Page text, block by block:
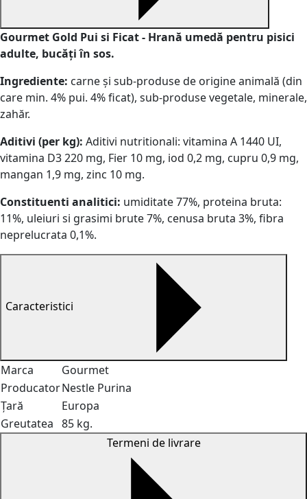
Gourmet Gold Pui si Ficat - Hrană umedă pentru pisici
adulte, bucăți în sos.
Ingrediente: carne și sub-produse de origine animală (din
care min. 4% pui. 4% ficat), sub-produse vegetale, minerale,
zahăr.
Aditivi (per kg): Aditivi nutritionali: vitamina A 1440 UI,
vitamina D3 220 mg, Fier 10 mg, iod 0,2 mg, cupru 0,9 mg,
mangan 1,9 mg, zinc 10 mg.
Constituenti analitici: umiditate 77%, proteina bruta:
11%, uleiuri si grasimi brute 7%, cenusa bruta 3%, fibra
neprelucrata 0,1%.
Caracteristici
Marca
Gourmet
ProducatorNestle Purina
Țară
Europa
Greutatea 85 kg.
Termeni de livrare